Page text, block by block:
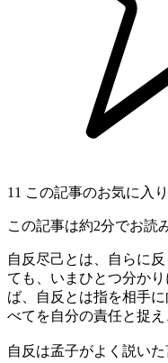
11 この記事のお気に入
この記事は約2分でお読
自反尽己とは、自らに
ても、いまひとつ分か
ば、自反とは指を相手
べてを自分の責任と捉
自反は孟子がよく説い